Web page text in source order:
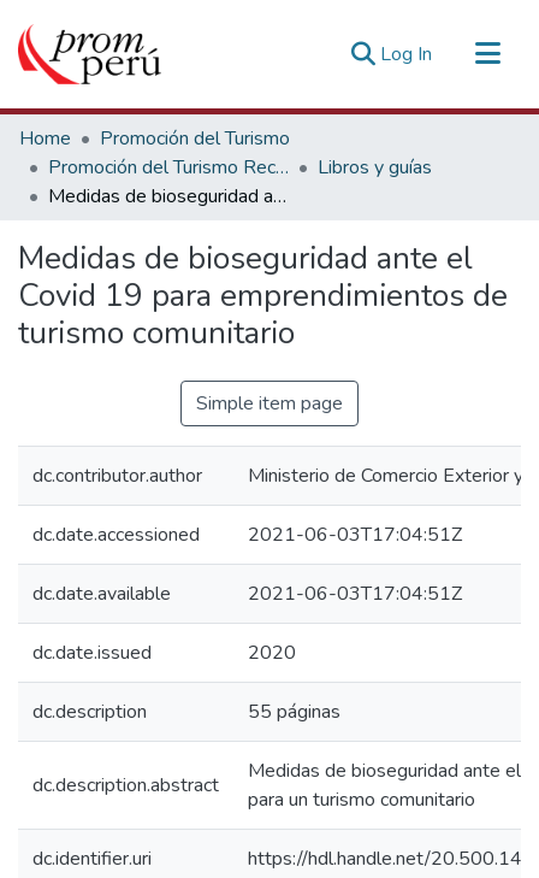
Log In (current)
Communities & Collections
All of DSpace
Statistics
Home
Promoción del Turismo
Promoción del Turismo Receptivo
Libros y guías
Medidas de bioseguridad ante el Covid 19 para emprendimientos de turismo comunitario
Medidas de bioseguridad ante el
Covid 19 para emprendimientos de
turismo comunitario
Simple item page
dc.contributor.author Ministerio de Comercio Exterior y
dc.date.accessioned 2021-06-03T17:04:51Z
dc.date.available 2021-06-03T17:04:51Z
dc.date.issued 2020
dc.description 55 páginas
dc.description.abstract
Medidas de bioseguridad ante el
para un turismo comunitario
dc.identifier.uri https://hdl.handle.net/